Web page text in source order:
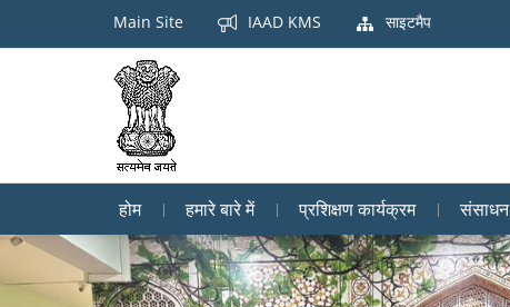
Main Site IAAD KMS साइटमैप
होम हमारे बारे में प्रशिक्षण कार्यक्रम संसाधन